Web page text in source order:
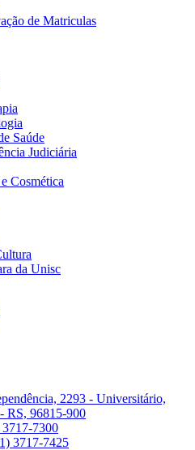
de Matriculas
Saúde
Judiciária
Cosmética
da Unisc
2293 - Universitário,
RS, 96815-900
7300
3717-7425